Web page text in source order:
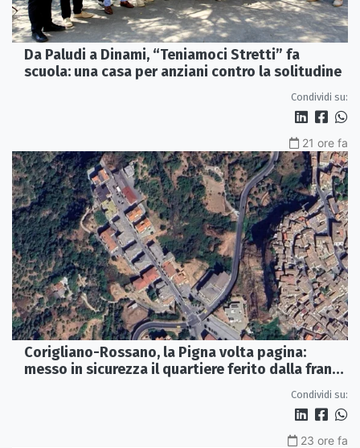
Da Paludi a Dinami, “Teniamoci Stretti” fa
scuola: una casa per anziani contro la solitudine
Condividi su:
21 ore fa
Corigliano-Rossano, la Pigna volta pagina:
messo in sicurezza il quartiere ferito dalla frana
Condividi su:
23 ore fa